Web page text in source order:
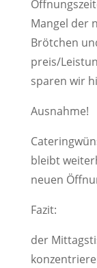
Mangel der
Brötchen
preis/
sparen wir
Ausnahme!
bleibt
neuen
Fazit:
der